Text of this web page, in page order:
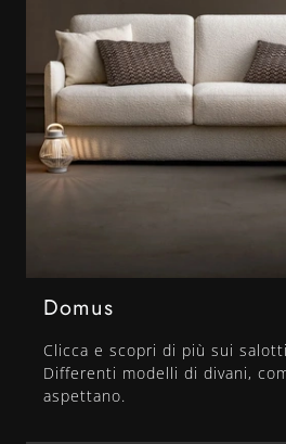
Domus
Clicca e scopri di più sui
Differenti modelli di divani,
aspettano.